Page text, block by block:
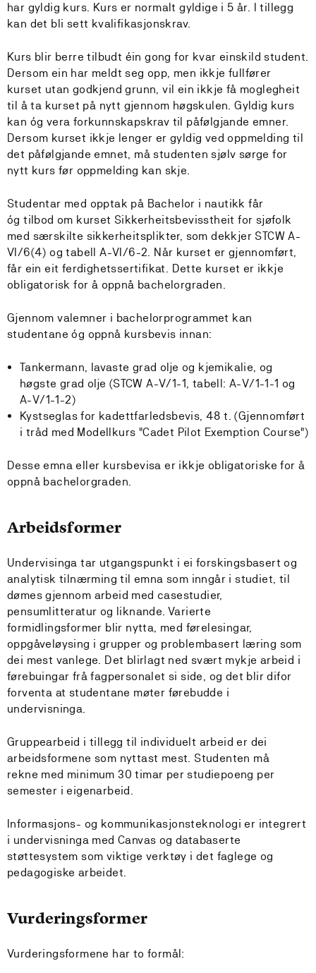
har gyldig kurs. Kurs er normalt gyldige i 5 år. I tillegg
kan det bli sett kvalifikasjonskrav.
Kurs blir berre tilbudt éin gong for kvar einskild student.
Dersom ein har meldt seg opp, men ikkje fullfører
kurset utan godkjend grunn, vil ein ikkje få moglegheit
til å ta kurset på nytt gjennom høgskulen. Gyldig kurs
kan óg vera forkunnskapskrav til påfølgjande emner.
Dersom kurset ikkje lenger er gyldig ved oppmelding til
det påfølgjande emnet, må studenten sjølv sørge for
nytt kurs før oppmelding kan skje.
Studentar med opptak på Bachelor i nautikk får
óg tilbod om kurset Sikkerheitsbevisstheit for sjøfolk
med særskilte sikkerheitsplikter, som dekkjer STCW A-
VI/6(4) og tabell A-VI/6-2. Når kurset er gjennomført,
får ein eit ferdighetssertifikat. Dette kurset er ikkje
obligatorisk for å oppnå bachelorgraden.
Gjennom valemner i bachelorprogrammet kan
studentane óg oppnå kursbevis innan:
Tankermann, lavaste grad olje og kjemikalie, og
høgste grad olje (STCW A-V/1-1, tabell: A-V/1-1-1 og
A-V/1-1-2)
Kystseglas for kadettfarledsbevis, 48 t. (Gjennomført
i tråd med Modellkurs "Cadet Pilot Exemption Course")
Desse emna eller kursbevisa er ikkje obligatoriske for å
oppnå bachelorgraden.
Arbeidsformer
Undervisinga tar utgangspunkt i ei forskingsbasert og
analytisk tilnærming til emna som inngår i studiet, til
dømes gjennom arbeid med casestudier,
pensumlitteratur og liknande. Varierte
formidlingsformer blir nytta, med førelesingar,
oppgåveløysing i grupper og problembasert læring som
dei mest vanlege. Det blirlagt ned svært mykje arbeid i
førebuingar frå fagpersonalet si side, og det blir difor
forventa at studentane møter førebudde i
undervisninga.
Gruppearbeid i tillegg til individuelt arbeid er dei
arbeidsformene som nyttast mest. Studenten må
rekne med minimum 30 timar per studiepoeng per
semester i eigenarbeid.
Informasjons- og kommunikasjonsteknologi er integrert
i undervisninga med Canvas og databaserte
støttesystem som viktige verktøy i det faglege og
pedagogiske arbeidet.
Vurderingsformer
Vurderingsformene har to formål: